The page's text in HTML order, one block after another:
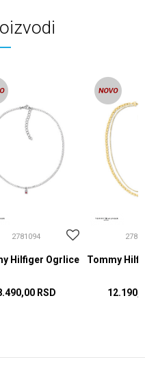
2781094
Hilfiger Ogrlice
RSD
Tommy